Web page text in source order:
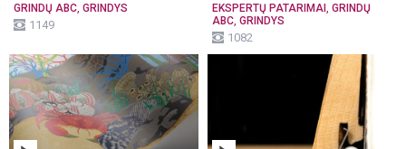
GRINDŲ ABC, GRINDYS
1149
EKSPERTŲ PATARIMAI , GRINDŲ
ABC, GRINDYS
1082